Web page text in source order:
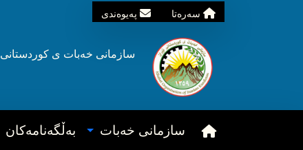
سه‌ره‌تا په‌یوه‌ندی
سازمانی خه‌بات ی کوردستانی
سازمانی خه‌بات به‌ڵگه‌نامه‌کان